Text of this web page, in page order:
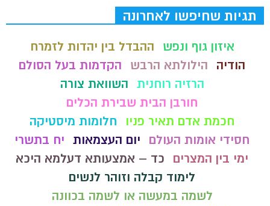
תגיות שחיפשו לאחרונה
איזון גוף ונפש
ההבדל בין יהדות לזמרח
הודיה
הילולתא הרבש
הקדמות בעל הסולם
הרזיה רוחנית השוואת צורה
חורבן הבית שבירת הכלים
חכמת אדם תאיר פניו
חלומות מיסטיקה
חסידי אומות העולם
יום העצמאות יח בתשרי
ימי בין המצרים
כד – אמצעותא דעלמא היכא
לימוד קבלה וזוהר לנשים
לשמה במעשה או לשמה בכוונה